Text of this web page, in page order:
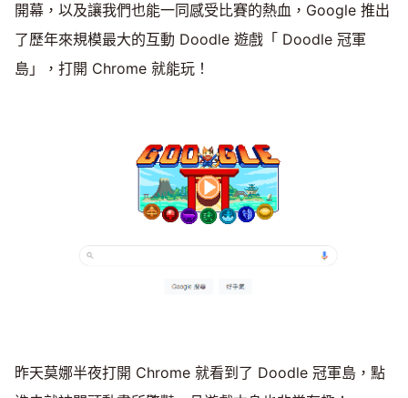
開幕，以及讓我們也能一同感受比賽的熱血，Google 推出
了歷年來規模最大的互動 Doodle 遊戲「 Doodle 冠軍
島」，打開 Chrome 就能玩！
昨天莫娜半夜打開 Chrome 就看到了 Doodle 冠軍島，點